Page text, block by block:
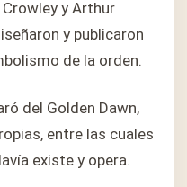
y Arthur
y publicaron
de la orden.
del Golden Dawn,
entre las cuales
existe y opera.